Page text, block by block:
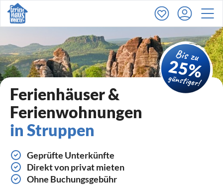
Ferienhäuser &
Ferienwohnungen
in Struppen
Geprüfte Unterkünfte
Direkt von privat mieten
Ohne Buchungsgebühr